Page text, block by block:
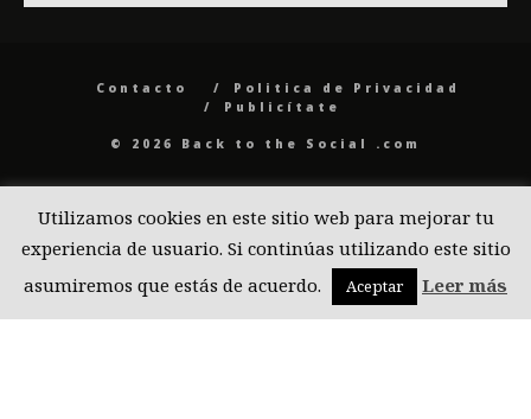
Contacto
Politica de Privacidad
Publicítate
© 2026 Back to the Social .com
Utilizamos cookies en este sitio web para mejorar tu
experiencia de usuario. Si continúas utilizando este sitio
asumiremos que estás de acuerdo.
Aceptar Leer más